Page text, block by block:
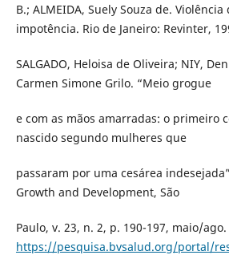
B.; ALMEIDA, Suely Souza de.
impotência. Rio de Janeiro: Revinter,
SALGADO, Heloisa de Oliveira; NIY,
Carmen Simone Grilo. “Meio grogue
e com as mãos amarradas: o primeiro
nascido segundo mulheres que
passaram por uma cesárea
Growth and Development, São
Paulo, v. 23, n. 2, p. 190-197, maio/
https://pesquisa.bvsalud.org/portal/